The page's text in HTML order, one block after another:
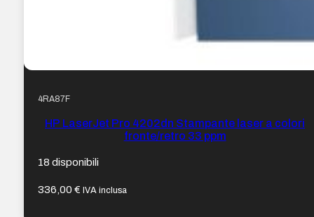
4RA87F
HP LaserJet Pro 4202dn Stampante laser a colori
fronte/retro 33 ppm
18 disponibili
336,00€ IVA inclusa